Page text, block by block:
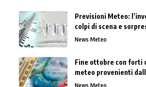
Previsioni Meteo:
colpi di scena e
News Meteo
Fine ottobre con forti
meteo provenienti
News Meteo